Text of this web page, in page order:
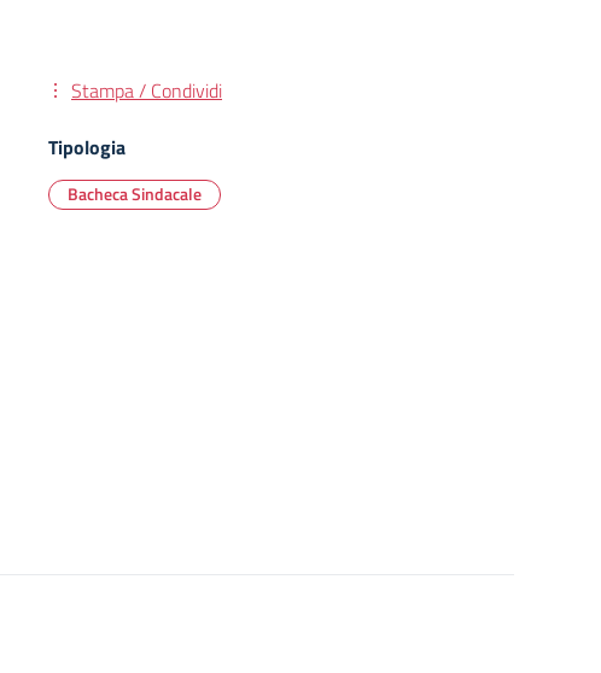
Stampa / Condividi
Tipologia
Bacheca Sindacale